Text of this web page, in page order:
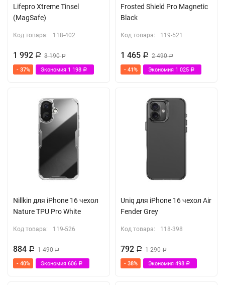
Lifepro Xtreme Tinsel
(MagSafe)
Код товара: 118-402
1 992 Р 3 190Р
- 37% Экономия 1 198 Р
Frosted Shield Pro Magnetic
Black
Код товара: 119-521
1 465 Р 2 490Р
- 41% Экономия 1 025 Р
Nillkin для iPhone 16 чехол
Nature TPU Pro White
Код товара: 119-526
884 Р 1 490Р
- 40% Экономия 606 Р
Uniq для iPhone 16 чехол Air
Fender Grey
Код товара: 118-398
792 Р 1 290Р
- 38% Экономия 498 Р